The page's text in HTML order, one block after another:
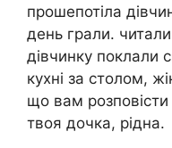
прошепотіла
день грали.
дівчинку поклали
кухні за столом,
що вам
твоя дочка, рідна.